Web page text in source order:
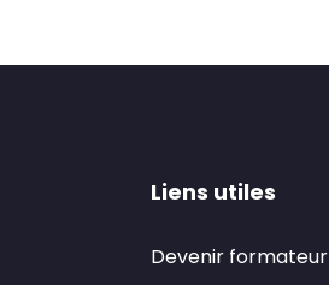
Liens utiles
Devenir formateur